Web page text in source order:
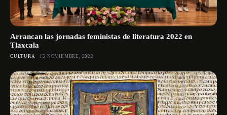
Arrancan las jornadas feministas de literatura 2022 en
Tlaxcala
CULTURA 15 NOVIEMBRE, 2022